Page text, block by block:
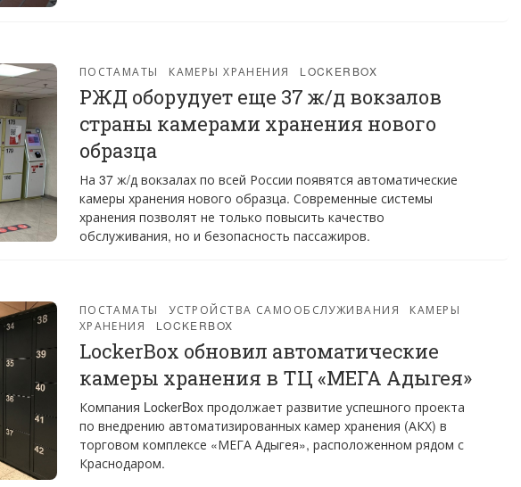
ПОСТАМАТЫ КАМЕРЫ ХРАНЕНИЯ LOCKERBOX
РЖД оборудует еще 37 ж/д вокзалов
страны камерами хранения нового
образца
На 37 ж/д вокзалах по всей России появятся автоматические
камеры хранения нового образца. Современные системы
хранения позволят не только повысить качество
обслуживания, но и безопасность пассажиров.
ПОСТАМАТЫ УСТРОЙСТВА САМООБСЛУЖИВАНИЯ
КАМЕРЫ
ХРАНЕНИЯ
LOCKERBOX
LockerBox обновил автоматические
камеры хранения в ТЦ «МЕГА Адыгея»
Компания LockerBox продолжает развитие успешного проекта
по внедрению автоматизированных камер хранения (АКХ) в
торговом комплексе «МЕГА Адыгея», расположенном рядом с
Краснодаром.